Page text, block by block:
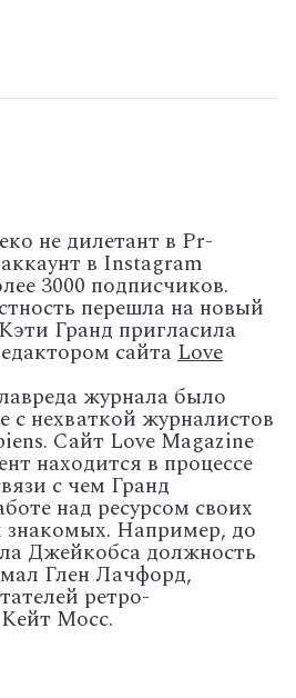
не дилетант в Pr-
в Instagram
3000 подписчиков.
перешла на новый
Гранд пригласила
сайтаLove
журнала было
с нехваткой журналистов
Сайт Love Magazine
находится в процессе
с чем Гранд
над ресурсом своих
знакомых. Например, до
Джейкобса должность
Глен Лачфорд,
ретро-
Мосс.